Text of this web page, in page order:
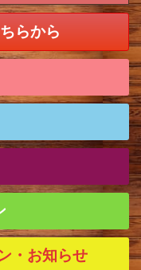
らから
・お知らせ